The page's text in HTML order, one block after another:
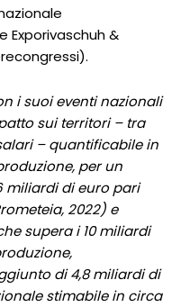
Exporivaschuh &
i suoi eventi nazionali
sui territori – tra
– quantificabile in
per un
miliardi di euro pari
2022) e
supera i 10 miliardi
di 4,8 miliardi di
stimabile in circa